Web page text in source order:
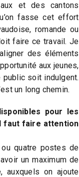
et des cantons
fasse cet effort
romande ou
faire ce travail. Je
des éléments
aux jeunes,
soit indulgent.
un long chemin.
pour les
faut faire attention
quatre postes de
un maximum de
auxquels on ajoute